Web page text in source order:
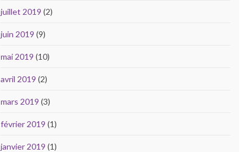
juillet 2019 (2)
juin 2019 (9)
mai 2019 (10)
avril 2019 (2)
mars 2019 (3)
février 2019 (1)
janvier 2019 (1)